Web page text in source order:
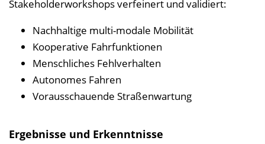
Stakeholderworkshops verfeinert und validiert:
Nachhaltige multi-modale Mobilität
Kooperative Fahrfunktionen
Menschliches Fehlverhalten
Autonomes Fahren
Vorausschauende Straßenwartung
​Ergebnisse und Erkenntnisse